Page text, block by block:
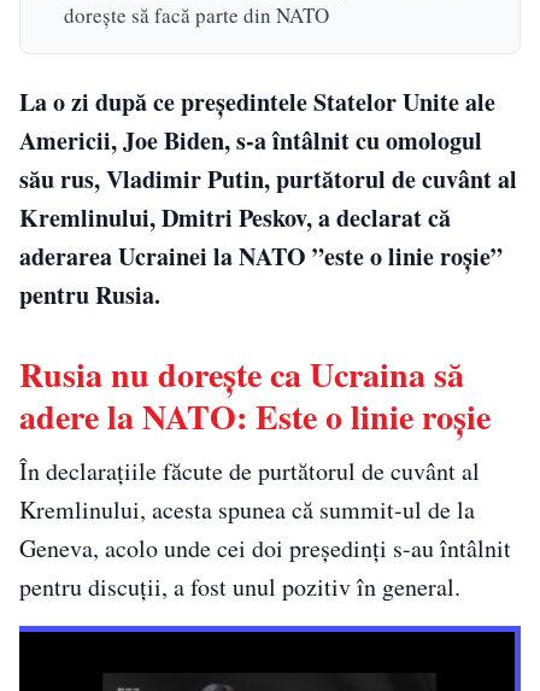
dorește să facă parte din NATO
La o zi după ce președintele Statelor Unite ale
Americii, Joe Biden, s-a întâlnit cu omologul
său rus, Vladimir Putin, purtătorul de cuvânt al
Kremlinului, Dmitri Peskov, a declarat că
aderarea Ucrainei la NATO ”este o linie roșie”
pentru Rusia.
Rusia nu dorește ca Ucraina să
adere la NATO: Este o linie roșie
În declarațiile făcute de purtătorul de cuvânt al
Kremlinului, acesta spunea că summit-ul de la
Geneva, acolo unde cei doi președinți s-au întâlnit
pentru discuții, a fost unul pozitiv în general.